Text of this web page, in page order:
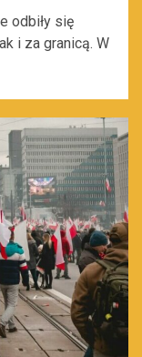
odbiły się
i za granicą. W